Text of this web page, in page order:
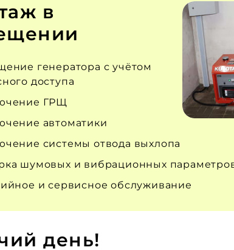
в
генератора с учётом
доступа
ГРЩ
автоматики
системы отвода выхлопа
шумовых и вибрационных
и сервисное обслуживание
день!